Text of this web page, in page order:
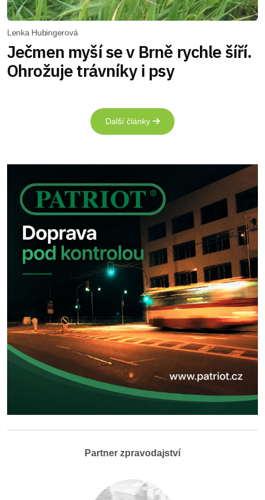
Lenka Hubingerová
Ječmen myší se v Brně rychle šíří.
Ohrožuje trávníky i psy
Další články
Partner zpravodajství